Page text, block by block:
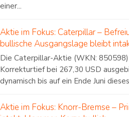
einer...
Aktie im Fokus: Caterpillar –
bullische Ausgangslage bleibt
Die Caterpillar-Aktie (WKN:
Korrekturtief bei 267,30 USD
dynamisch bis auf ein Ende Juni
Aktie im Fokus: Knorr-Bremse –